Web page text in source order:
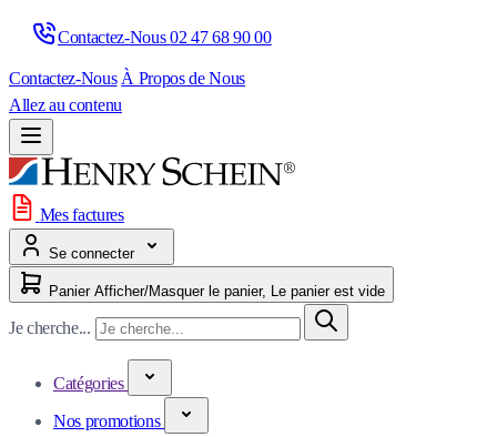
Contactez-Nous 02 47 68 90 00
Contactez-Nous À Propos de Nous
Allez au contenu
Mes factures
Se connecter
Panier Afficher/Masquer le panier, Le panier est vide
Je cherche...
Catégories
Nos promotions